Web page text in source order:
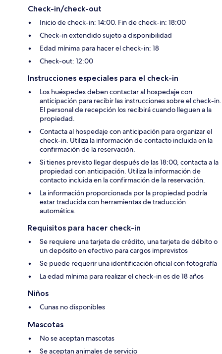
Check-in/check-out
Inicio de check-in: 14:00. Fin de check-in: 18:00
Check-in extendido sujeto a disponibilidad
Edad mínima para hacer el check-in: 18
Check-out: 12:00
Instrucciones especiales para el check-in
Los huéspedes deben contactar al hospedaje con
anticipación para recibir las instrucciones sobre el check-in.
El personal de recepción los recibirá cuando lleguen a la
propiedad.
Contacta al hospedaje con anticipación para organizar el
check-in. Utiliza la información de contacto incluida en la
confirmación de la reservación.
Si tienes previsto llegar después de las 18:00, contacta a la
propiedad con anticipación. Utiliza la información de
contacto incluida en la confirmación de la reservación.
La información proporcionada por la propiedad podría
estar traducida con herramientas de traducción
automática.
Requisitos para hacer check-in
Se requiere una tarjeta de crédito, una tarjeta de débito o
un depósito en efectivo para cargos imprevistos
Se puede requerir una identificación oficial con fotografía
La edad mínima para realizar el check-in es de 18 años
Niños
Cunas no disponibles
Mascotas
No se aceptan mascotas
Se aceptan animales de servicio